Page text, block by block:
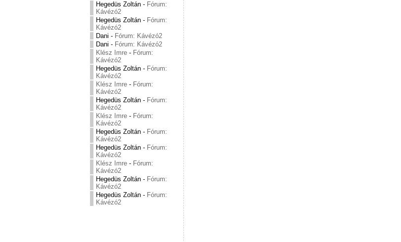
Hegedüs Zoltán - Fórum:
Kávézó2
Hegedüs Zoltán - Fórum:
Kávézó2
Dani - Fórum: Kávézó2
Dani - Fórum: Kávézó2
Klész Imre - Fórum:
Kávézó2
Hegedüs Zoltán - Fórum:
Kávézó2
Klész Imre - Fórum:
Kávézó2
Hegedüs Zoltán - Fórum:
Kávézó2
Klész Imre - Fórum:
Kávézó2
Hegedüs Zoltán - Fórum:
Kávézó2
Hegedüs Zoltán - Fórum:
Kávézó2
Klész Imre - Fórum:
Kávézó2
Hegedüs Zoltán - Fórum:
Kávézó2
Hegedüs Zoltán - Fórum:
Kávézó2